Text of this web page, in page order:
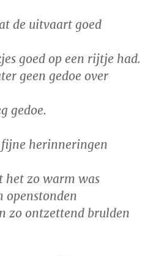
de uitvaart goed
goed op een rijtje had.
geen gedoe over
gedoe.
herinneringen
het zo warm was
openstonden
zo ontzettend brulden